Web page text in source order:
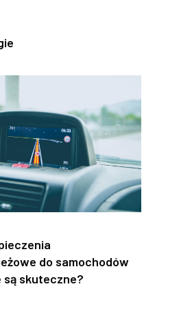
do samochodów
skuteczne?